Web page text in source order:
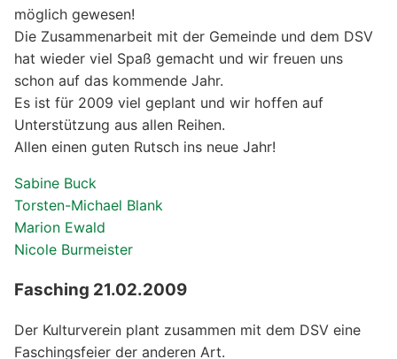
möglich gewesen!
Die Zusammenarbeit mit der Gemeinde und dem DSV
hat wieder viel Spaß gemacht und wir freuen uns
schon auf das kommende Jahr.
Es ist für 2009 viel geplant und wir hoffen auf
Unterstützung aus allen Reihen.
Allen einen guten Rutsch ins neue Jahr!
Sabine Buck
Torsten-Michael Blank
Marion Ewald
Nicole Burmeister
Fasching 21.02.2009
Der Kulturverein plant zusammen mit dem DSV eine
Faschingsfeier der anderen Art.